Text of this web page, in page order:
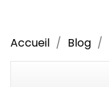
Accueil Blog